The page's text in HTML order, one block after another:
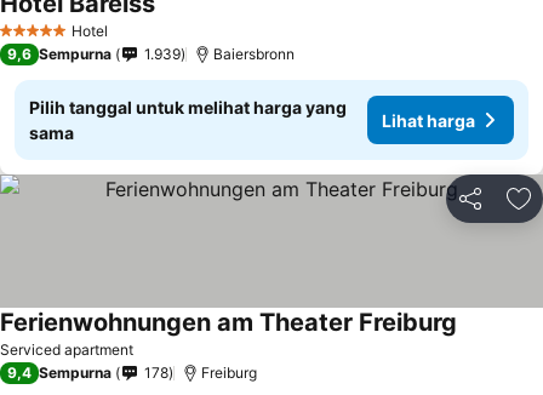
5 Bintang Hotel
9,6 Sempurna 1.939 Baiersbronn
Pilih tanggal untuk melihat harga yang
sama
Lihat harga
Bagikan
Serviced apartment
Ferienwohnungen am Theater Freiburg
9,4 Sempurna 178 Freiburg